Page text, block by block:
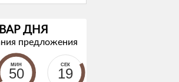
ДНЯ
предложения
МИН
50
СЕК
19